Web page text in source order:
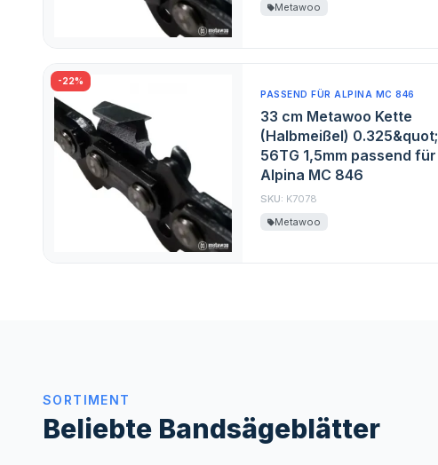
Metawoo
-22%
PASSEND FÜR ALPINA MC 846
33 cm Metawoo Kette
(Halbmeißel) 0.325&quot;
56TG 1,5mm passend für
Alpina MC 846
SKU: K7078
Metawoo
SORTIMENT
Beliebte Bandsägeblätter